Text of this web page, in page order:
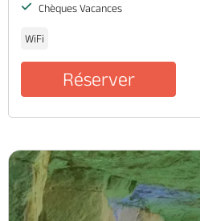
Chèques Vacances
WiFi
Réserver